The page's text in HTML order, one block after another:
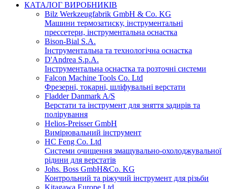
КАТАЛОГ ВИРОБНИКІВ
Bilz Werkzeugfabrik GmbH & Co. KG
Машини термозатиску, інструментальні
прессетери, інструментальна оснастка
Bison-Bial S.A.
Інструментальна та технологічна оснастка
D'Andrea S.p.A.
Інструментальна оснастка та розточні системи
Falcon Machine Tools Co. Ltd
Фрезерні, токарні, шліфувальні верстати
Fladder Danmark A/S
Верстати та інструмент для зняття задирів та
полірування
Helios-Preisser GmbH
Вимірювальний інструмент
HC Feng Co. Ltd
Системи очищення змащувально-охолоджувальної
рідини для верстатів
Johs. Boss GmbH&Co. KG
Контрольний та ріжучий інструмент для різьби
Kitagawa Europe Ltd